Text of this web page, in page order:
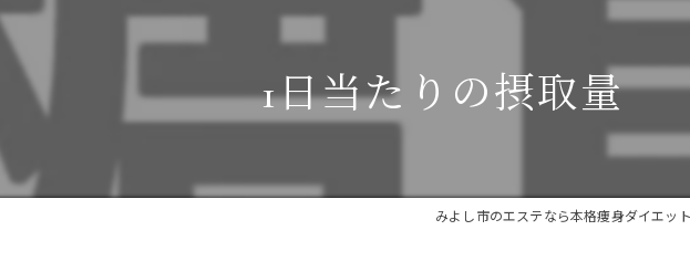
1日当たりの摂取量
みよし市のエステなら本格痩身ダイエッ